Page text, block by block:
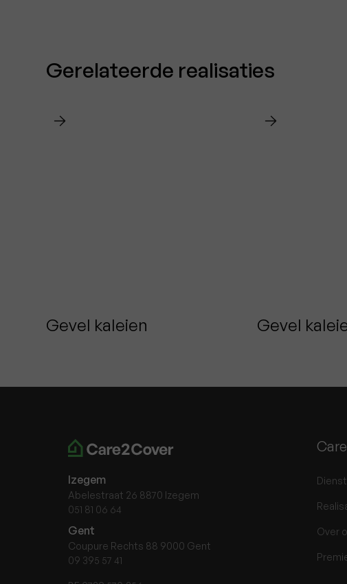
Gerelateerde realisaties
Laarne
Gevel kaleien De Panne
Gevel
Izegem
Abelestraat 26 8870 Izegem
051 81 06 64
Gent
Coupure Rechts 88 9000 Gent
09 395 57 41
Over